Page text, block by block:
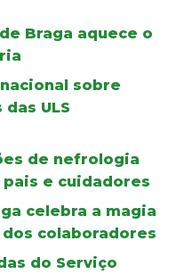
Braga aquece o
sobre
ULS
de nefrologia
e cuidadores
celebra a magia
colaboradores
do Serviço